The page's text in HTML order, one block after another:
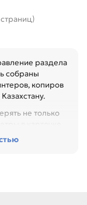
раздела
собраны
копиров
не только
код